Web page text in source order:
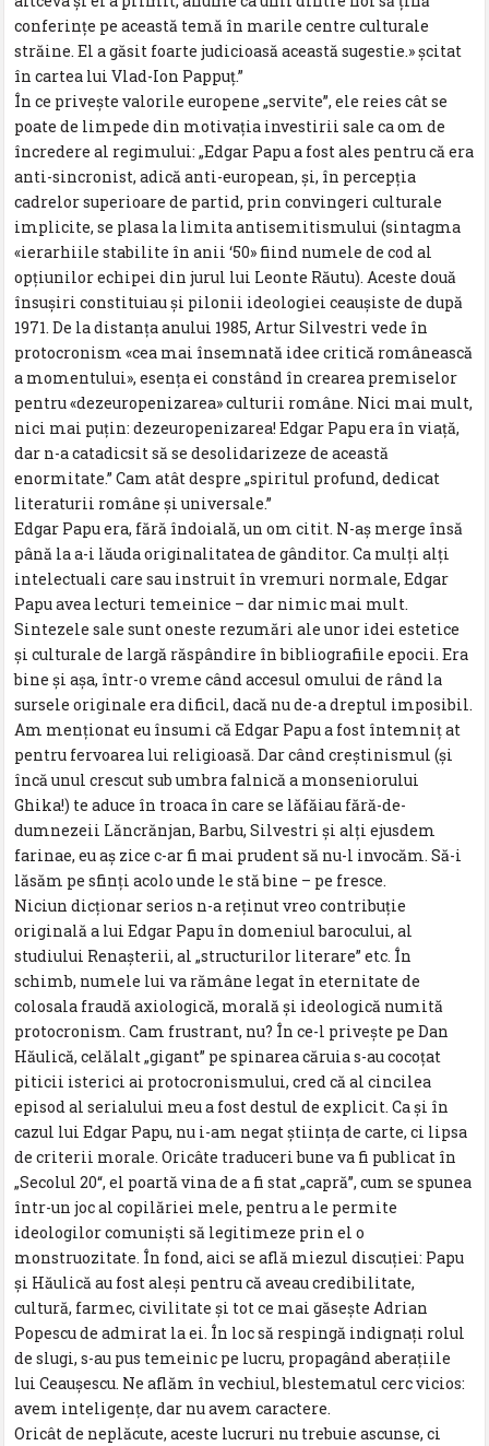
conferințe pe această temă în marile centre culturale
străine. El a găsit foarte judicioasă această sugestie.» șcitat
în cartea lui Vlad-Ion Pappuț.”
În ce privește valorile europene „servite”, ele reies cât se
poate de limpede din motivația investirii sale ca om de
încredere al regimului: „Edgar Papu a fost ales pentru că era
anti-sincronist, adică anti-european, și, în percepția
cadrelor superioare de partid, prin convingeri culturale
implicite, se plasa la limita antisemitismului (sintagma
«ierarhiile stabilite în anii ‘50» fiind numele de cod al
opțiunilor echipei din jurul lui Leonte Răutu). Aceste două
însușiri constituiau și pilonii ideologiei ceaușiste de după
1971. De la distanța anului 1985, Artur Silvestri vede în
protocronism «cea mai însemnată idee critică românească
a momentului», esența ei constând în crearea premiselor
pentru «dezeuropenizarea» culturii române. Nici mai mult,
nici mai puțin: dezeuropenizarea! Edgar Papu era în viață,
dar n-a catadicsit să se desolidarizeze de această
enormitate.” Cam atât despre „spiritul profund, dedicat
literaturii române și universale.”
Edgar Papu era, fără îndoială, un om citit. N-aș merge însă
până la a-i lăuda originalitatea de gânditor. Ca mulți alți
intelectuali care sau instruit în vremuri normale, Edgar
Papu avea lecturi temeinice – dar nimic mai mult.
Sintezele sale sunt oneste rezumări ale unor idei estetice
și culturale de largă răspândire în bibliografiile epocii. Era
bine și așa, într-o vreme când accesul omului de rând la
sursele originale era dificil, dacă nu de-a dreptul imposibil.
Am menționat eu însumi că Edgar Papu a fost întemniț at
pentru fervoarea lui religioasă. Dar când creștinismul (și
încă unul crescut sub umbra falnică a monseniorului
Ghika!) te aduce în troaca în care se lăfăiau fără-de-
dumnezeii Lăncrănjan, Barbu, Silvestri și alți ejusdem
farinae, eu aș zice c-ar fi mai prudent să nu-l invocăm. Să-i
lăsăm pe sfinți acolo unde le stă bine – pe fresce.
Niciun dicționar serios n-a reținut vreo contribuție
originală a lui Edgar Papu în domeniul barocului, al
studiului Renașterii, al „structurilor literare” etc. În
schimb, numele lui va rămâne legat în eternitate de
colosala fraudă axiologică, morală și ideologică numită
protocronism. Cam frustrant, nu? În ce-l privește pe Dan
Hăulică, celălalt „gigant” pe spinarea căruia s-au cocoțat
piticii isterici ai protocronismului, cred că al cincilea
episod al serialului meu a fost destul de explicit. Ca și în
cazul lui Edgar Papu, nu i-am negat știința de carte, ci lipsa
de criterii morale. Oricâte traduceri bune va fi publicat în
„Secolul 20“, el poartă vina de a fi stat „capră”, cum se spunea
într-un joc al copilăriei mele, pentru a le permite
ideologilor comuniști să legitimeze prin el o
monstruozitate. În fond, aici se află miezul discuției: Papu
și Hăulică au fost aleși pentru că aveau credibilitate,
cultură, farmec, civilitate și tot ce mai găsește Adrian
Popescu de admirat la ei. În loc să respingă indignați rolul
de slugi, s-au pus temeinic pe lucru, propagând aberațiile
lui Ceaușescu. Ne aflăm în vechiul, blestematul cerc vicios:
avem inteligențe, dar nu avem caractere.
Oricât de neplăcute, aceste lucruri nu trebuie ascunse, ci